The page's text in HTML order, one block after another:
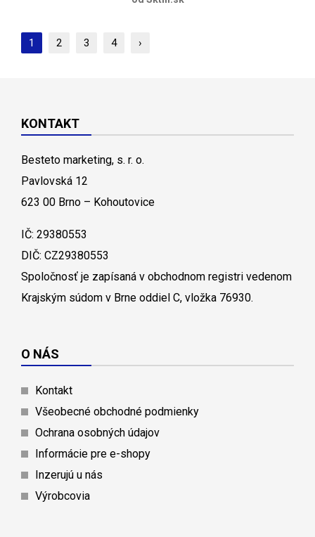
1 2 3 4 ›
KONTAKT
Besteto marketing, s. r. o.
Pavlovská 12
623 00 Brno – Kohoutovice
IČ: 29380553
DIČ: CZ29380553
Spoločnosť je zapísaná v obchodnom registri vedenom
Krajským súdom v Brne oddiel C, vložka 76930.
O NÁS
Kontakt
Všeobecné obchodné podmienky
Ochrana osobných údajov
Informácie pre e-shopy
Inzerujú u nás
Výrobcovia